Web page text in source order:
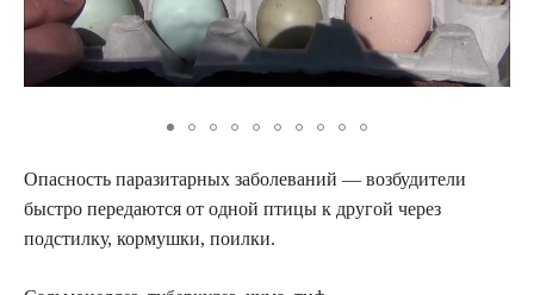
Опасность паразитарных заболеваний — возбудители
быстро передаются от одной птицы к другой через
подстилку, кормушки, поилки.